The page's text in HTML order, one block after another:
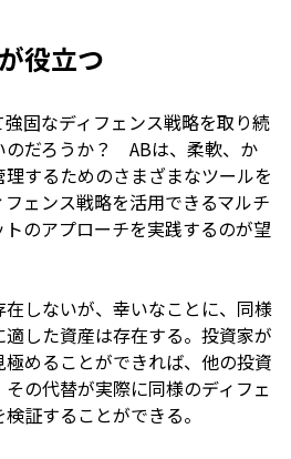
役立つ
固なディフェンス戦略を取り続
のだろうか？ ABは、柔軟、か
するためのさまざまなツールを
ェンス戦略を活用できるマルチ
のアプローチを実践するのが望
しないが、幸いなことに、同様
した資産は存在する。投資家が
めることができれば、他の投資
の代替が実際に同様のディフェ
証することができる。